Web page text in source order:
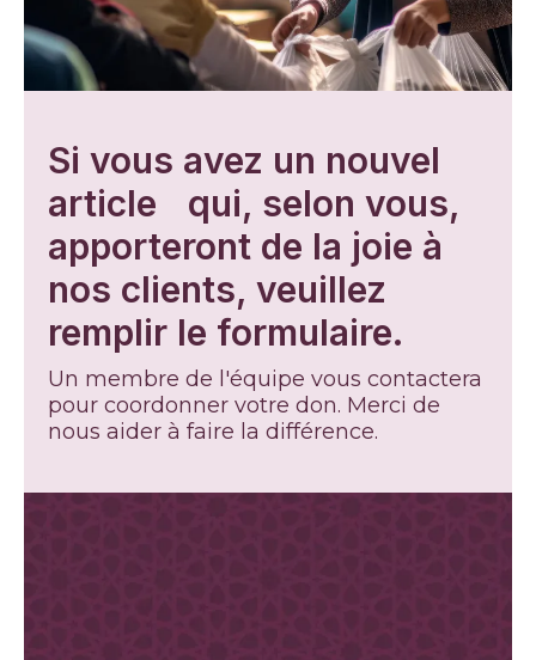
Si vous avez un nouvel
article qui, selon vous,
apporteront de la joie à
nos clients, veuillez
remplir le formulaire.
Un membre de l'équipe vous contactera
pour coordonner votre don. Merci de
nous aider à faire la différence.